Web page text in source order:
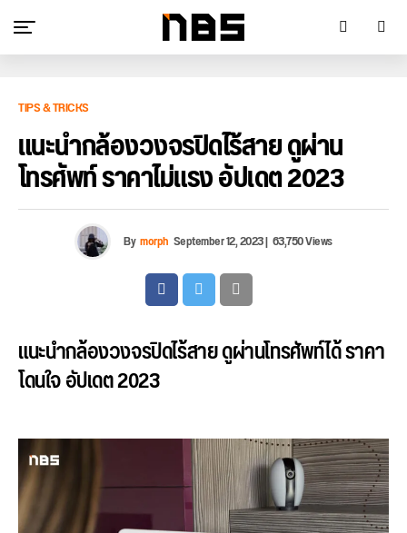
TIPS & TRICKS
แนะนำกล้องวงจรปิดไร้สาย ดูผ่าน
โทรศัพท์ ราคาไม่แรง อัปเดต 2023
Bymorph September 12, 2023| 63,750 Views
แนะนำกล้องวงจรปิดไร้สาย ดูผ่านโทรศัพท์ได้ ราคา
โดนใจ อัปเดต 2023